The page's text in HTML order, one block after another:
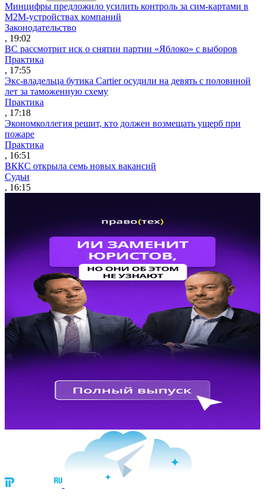
Минцифры предложило усилить контроль за сим-картами в
M2M-устройствах компаний
Законодательство
, 19:02
ВС рассмотрит иск о снятии партии «Яблоко» с выборов
Практика
, 17:55
Экс-владельца бутика Cartier осудили на девять с половиной
лет за таможенную схему
Практика
, 17:18
Экономколлегия решит, кто должен возмещать ущерб при
пожаре
Практика
, 16:51
ВККС открыла семь новых вакансий
Судьи
, 16:15